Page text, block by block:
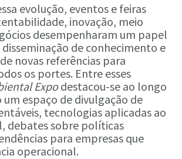
evolução, eventos e feiras
inovação, meio
desempenharam um papel
de conhecimento e
novas referências para
os portes. Entre esses
Expodestacou-se ao longo
um espaço de divulgação de
tecnologias aplicadas ao
debates sobre políticas
para empresas que
operacional.